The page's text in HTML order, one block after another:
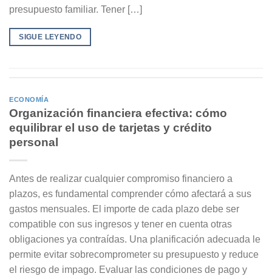
presupuesto familiar. Tener […]
SIGUE LEYENDO
ECONOMÍA
Organización financiera efectiva: cómo
equilibrar el uso de tarjetas y crédito
personal
Antes de realizar cualquier compromiso financiero a
plazos, es fundamental comprender cómo afectará a sus
gastos mensuales. El importe de cada plazo debe ser
compatible con sus ingresos y tener en cuenta otras
obligaciones ya contraídas. Una planificación adecuada le
permite evitar sobrecomprometer su presupuesto y reduce
el riesgo de impago. Evaluar las condiciones de pago y